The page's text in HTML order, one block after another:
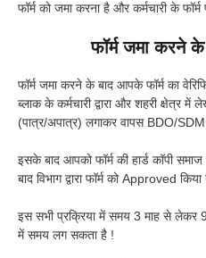
फॉर्म को जमा करना है और कर्मचारी के
फॉर्म जमा करने के
फॉर्म जमा करने के बाद आपके फॉर्म का
ब्लाक के कर्मचारी द्वारा और शहरी क्षेत्र में
(पात्र/अपात्र) लगाकर वापस BDO/SDM
इसके बाद आपको फॉर्म की हार्ड कॉपी
बाद विभाग द्वारा फॉर्म को Approved
इस सभी प्रक्रिया में समय 3 माह से लेकर 9
में समय लग सकता है !